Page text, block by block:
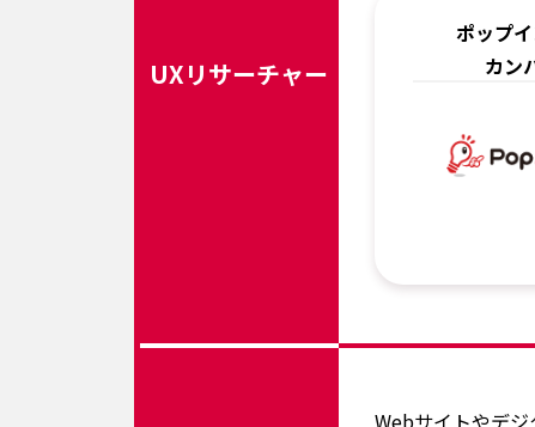
UXリサーチャー
ポップ
カン
Webサイトやデ